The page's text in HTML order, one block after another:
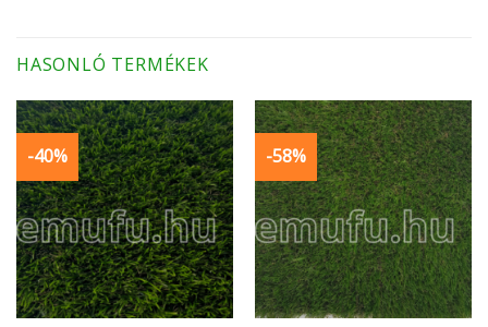
HASONLÓ TERMÉKEK
-40% -58%